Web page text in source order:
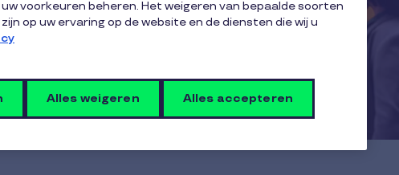
voorkeuren beheren. Het weigeren van bepaalde soorten
op uw ervaring op de website en de diensten die wij u
Alles weigeren Alles accepteren